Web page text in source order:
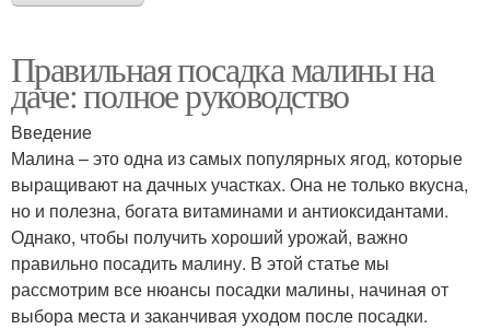
Правильная посадка малины на
даче: полное руководство
Введение
Малина – это одна из самых популярных ягод, которые
выращивают на дачных участках. Она не только вкусна,
но и полезна, богата витаминами и антиоксидантами.
Однако, чтобы получить хороший урожай, важно
правильно посадить малину. В этой статье мы
рассмотрим все нюансы посадки малины, начиная от
выбора места и заканчивая уходом после посадки.